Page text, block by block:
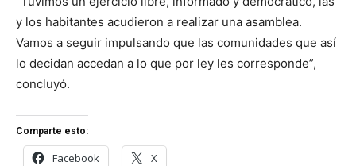
y los habitantes acudieron a realizar una asamblea.
Vamos a seguir impulsando que las comunidades que así
lo decidan accedan a lo que por ley les corresponde”,
concluyó.
Comparte esto:
Facebook X